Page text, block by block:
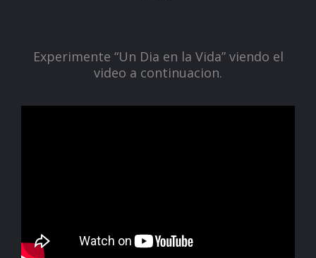
Experimente “Un Dia en la Vida” viendo el
video a continuacion.